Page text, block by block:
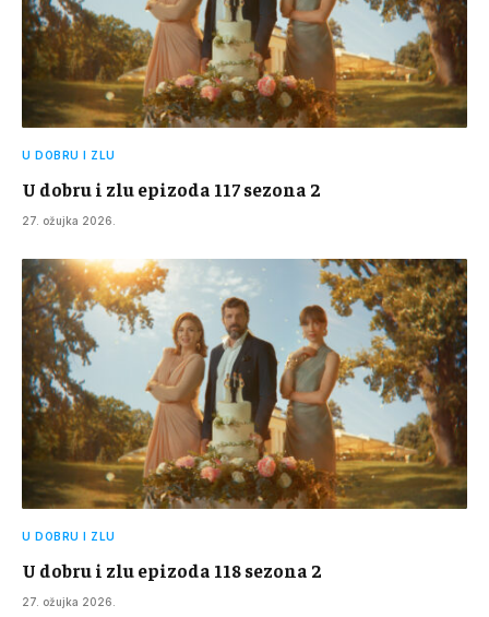
U DOBRU I ZLU
U dobru i zlu epizoda 117 sezona 2
27. ožujka 2026.
U DOBRU I ZLU
U dobru i zlu epizoda 118 sezona 2
27. ožujka 2026.